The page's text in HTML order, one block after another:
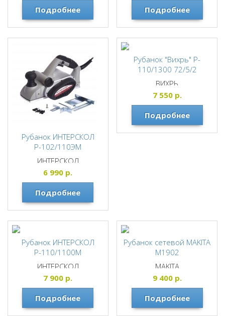
Подробнее
Подробнее
Рубанок ИНТЕРСКОЛ
Р-102/110ЭМ
ИНТЕРСКОЛ
6 990 р.
Подробнее
Рубанок "Вихрь" Р-
110/1300 72/5/2
ВИХРЬ
7 550р.
Подробнее
Рубанок ИНТЕРСКОЛ
Р-110/1100М
ИНТЕРСКОЛ
7 900 р.
Подробнее
Рубанок сетевой MAKITA
M1902
MAKITA
9 400р.
Подробнее